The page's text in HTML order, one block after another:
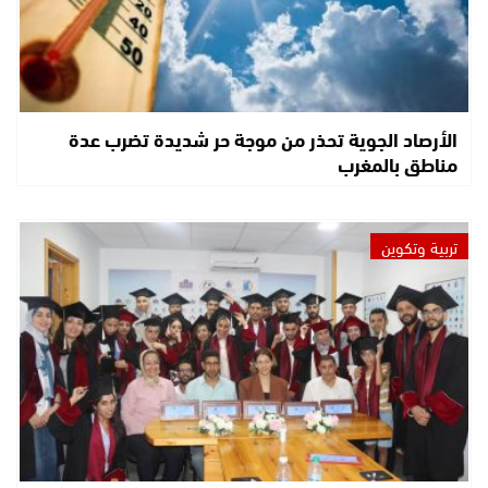
الأرصاد الجوية تحذر من موجة حر شديدة تضرب عدة
مناطق بالمغرب
تربية وتكوين